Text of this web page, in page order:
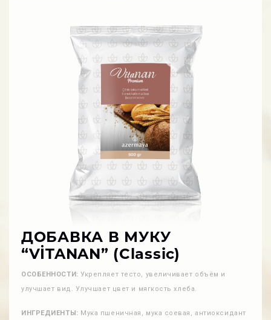
ДОБАВКА В МУКУ
“VİTANAN” (Classic)
ОСОБЕННОСТИ: Укрепляет тесто, увеличивает объём и
улучшает вид. Улучшает цвет и мягкость хлеба.
ИНГРЕДИЕНТЫ: Мука пшеничная, мука соевая, антиоксидант